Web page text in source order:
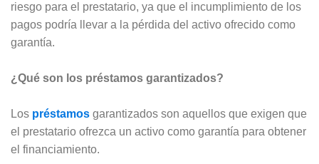
riesgo para el prestatario, ya que el incumplimiento de los
pagos podría llevar a la pérdida del activo ofrecido como
garantía.
¿Qué son los préstamos garantizados?
Los préstamos garantizados son aquellos que exigen que
el prestatario ofrezca un activo como garantía para obtener
el financiamiento.